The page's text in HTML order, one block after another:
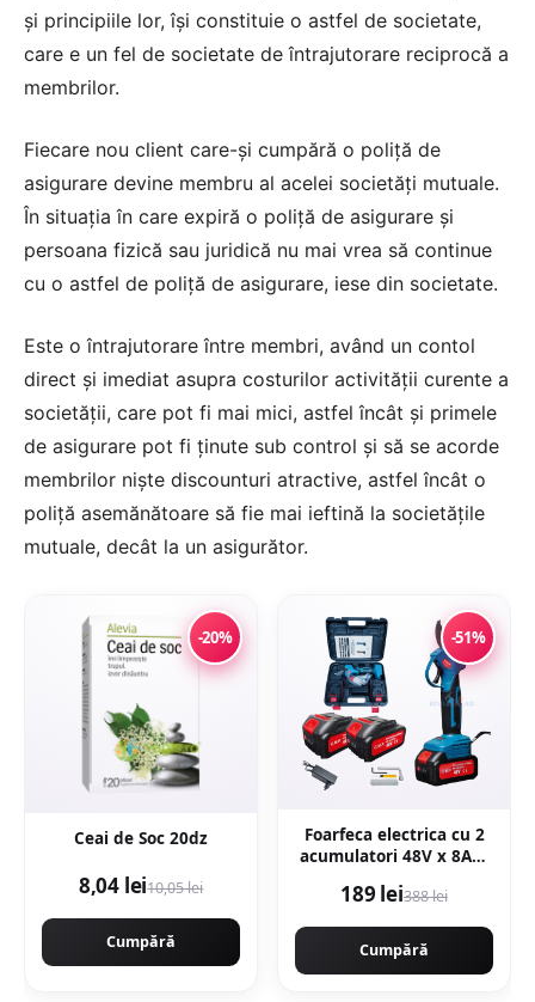
şi principiile lor, îşi constituie o astfel de societate,
care e un fel de societate de întrajutorare reciprocă a
membrilor.
Fiecare nou client care-şi cumpără o poliţă de
asigurare devine membru al acelei societăţi mutuale.
În situaţia în care expiră o poliţă de asigurare şi
persoana fizică sau juridică nu mai vrea să continue
cu o astfel de poliţă de asigurare, iese din societate.
Este o întrajutorare între membri, având un contol
direct şi imediat asupra costurilor activităţii curente a
societăţii, care pot fi mai mici, astfel încât şi primele
de asigurare pot fi ţinute sub control şi să se acorde
membrilor nişte discounturi atractive, astfel încât o
poliţă asemănătoare să fie mai ieftină la societăţile
mutuale, decât la un asigurător.
-20%
Ceai de Soc 20dz
8,04 lei10,05 lei
Cumpără
-51%
Foarfeca electrica cu 2
acumulatori 48V x 8AH,
diametru taiere 27mm,
XPERT ORIGINAL
Protools CMP1612
189 lei388 lei
Cumpără